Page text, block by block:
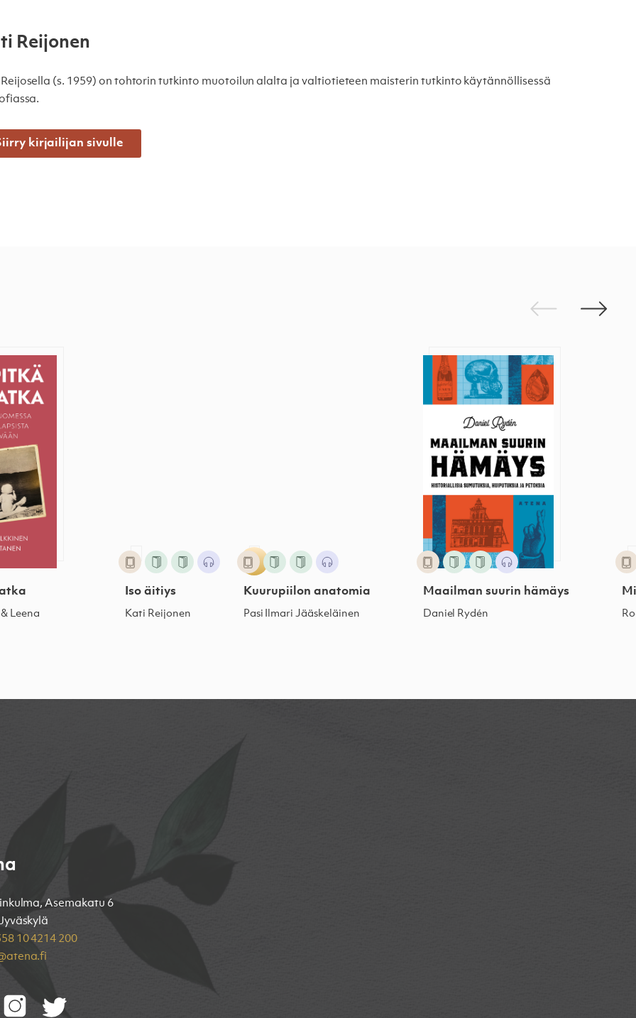
Reijonen
(s. 1959) on tohtorin tutkinto muotoilun alalta ja valtiotieteen maisterin tutkinto käytännöllisessä
kirjailijan sivulle
EdellinenSeuraava
Leena
Iso äitiys
Kati Reijonen
Kuurupiilon anatomia
Kuurupiilon anatomia
Pasi Ilmari Jääskeläinen
Maailman suurin
Maailman suurin
Asemakatu 6
10 4214 200